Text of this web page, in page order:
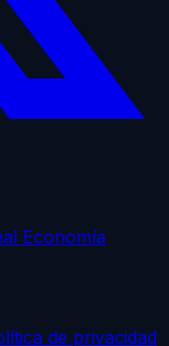
Economía
de privacidad